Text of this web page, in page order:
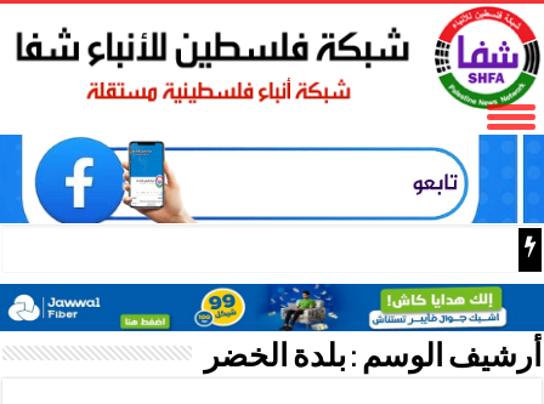
أرشيف الوسم : بلدة الخضر